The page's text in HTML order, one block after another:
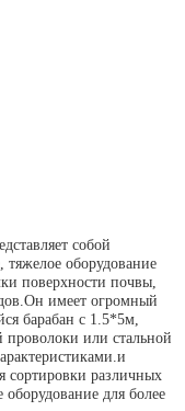
собой
тяжелое оборудование
поверхности почвы,
имеет огромный
барабан с 1.5*5м,
проволоки или стальной
сортировки различных
оборудование для более